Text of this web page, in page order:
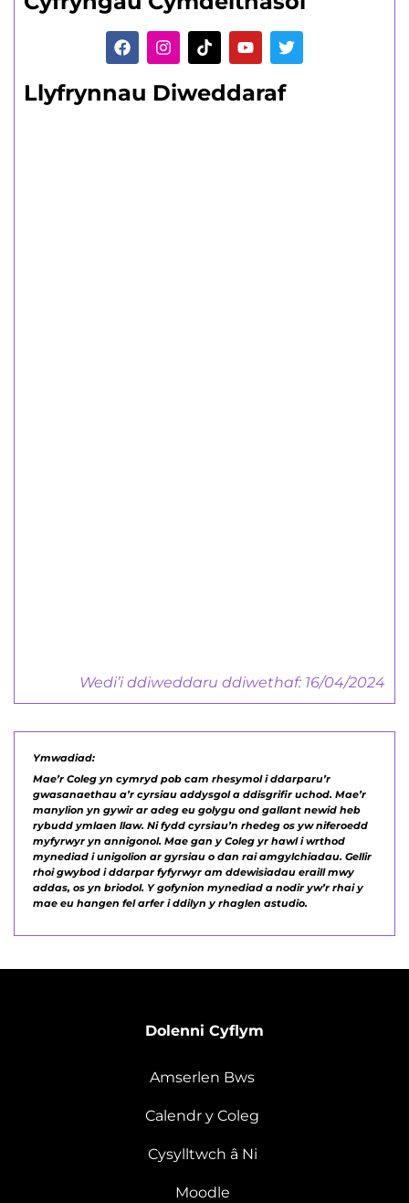
Llyfrynnau Diweddaraf
Wedi’i ddiweddaru ddiwethaf: 16/04/2024
Ymwadiad:
Mae’r Coleg yn cymryd pob cam rhesymol i ddarparu’r
gwasanaethau a’r cyrsiau addysgol a ddisgrifir uchod. Mae’r
manylion yn gywir ar adeg eu golygu ond gallant newid heb
rybudd ymlaen llaw. Ni fydd cyrsiau’n rhedeg os yw niferoedd
myfyrwyr yn annigonol. Mae gan y Coleg yr hawl i wrthod
mynediad i unigolion ar gyrsiau o dan rai amgylchiadau. Gellir
rhoi gwybod i ddarpar fyfyrwyr am ddewisiadau eraill mwy
addas, os yn briodol. Y gofynion mynediad a nodir yw’r rhai y
mae eu hangen fel arfer i ddilyn y rhaglen astudio.
Dolenni Cyflym
Amserlen Bws
Calendr y Coleg
Cysylltwch â Ni
Moodle